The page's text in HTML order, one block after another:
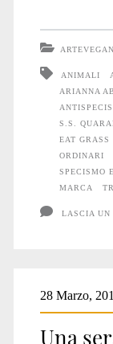
ANIMALI
ARIANNA
S.S.
EAT GRASS
ORDINARI
SPECISMO
MARCA
LASCIA UN
28 Marzo,
Una